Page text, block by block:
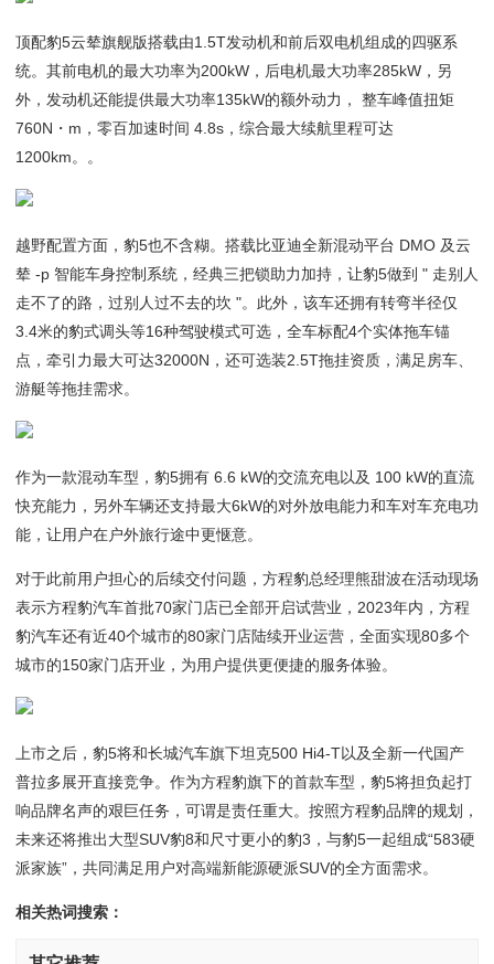
顶配豹5云辇旗舰版搭载由1.5T发动机和前后双电机组成的四驱系
统。其前电机的最大功率为200kW，后电机最大功率285kW，另
外，发动机还能提供最大功率135kW的额外动力， 整车峰值扭矩
760N・m，零百加速时间 4.8s，综合最大续航里程可达
1200km。。
越野配置方面，豹5也不含糊。搭载比亚迪全新混动平台 DMO 及云
辇 -p 智能车身控制系统，经典三把锁助力加持，让豹5做到 " 走别人
走不了的路，过别人过不去的坎 "。此外，该车还拥有转弯半径仅
3.4米的豹式调头等16种驾驶模式可选，全车标配4个实体拖车锚
点，牵引力最大可达32000N，还可选装2.5T拖挂资质，满足房车、
游艇等拖挂需求。
作为一款混动车型，豹5拥有 6.6 kW的交流充电以及 100 kW的直流
快充能力，另外车辆还支持最大6kW的对外放电能力和车对车充电功
能，让用户在户外旅行途中更惬意。
对于此前用户担心的后续交付问题，方程豹总经理熊甜波在活动现场
表示方程豹汽车首批70家门店已全部开启试营业，2023年内，方程
豹汽车还有近40个城市的80家门店陆续开业运营，全面实现80多个
城市的150家门店开业，为用户提供更便捷的服务体验。
上市之后，豹5将和长城汽车旗下坦克500 Hi4-T以及全新一代国产
普拉多展开直接竞争。作为方程豹旗下的首款车型，豹5将担负起打
响品牌名声的艰巨任务，可谓是责任重大。按照方程豹品牌的规划，
未来还将推出大型SUV豹8和尺寸更小的豹3，与豹5一起组成“583硬
派家族”，共同满足用户对高端新能源硬派SUV的全方面需求。
相关热词搜索：